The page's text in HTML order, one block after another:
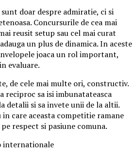
doar despre admiratie, ci si
Concursurile de cea mai
reusit setup sau cel mai curat
un plus de dinamica. In aceste
joaca un rol important,
evaluare.
de cele mai multe ori, constructiv.
reciproc sa isi imbunatateasca
detalii si sa invete unii de la altii.
care aceasta competitie ramane
respect si pasiune comuna.
internationale